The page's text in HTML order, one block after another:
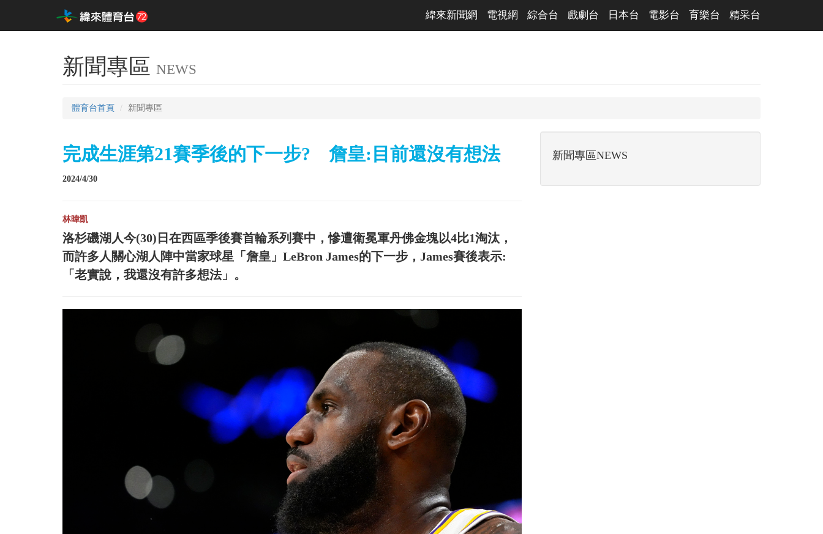
緯來新聞網 電視網 綜合台 戲劇台 日本台 電影台 育樂台 精采台
新聞專區 NEWS
體育台首頁 新聞專區
完成生涯第21賽季後的下一步? 詹皇:目前還沒有想法
2024/4/30
林暐凱
洛杉磯湖人今(30)日在西區季後賽首輪系列賽中，慘遭衛冕軍丹佛金塊以4比1淘汰，
而許多人關心湖人陣中當家球星「詹皇」LeBron James的下一步，James賽後表示:
「老實說，我還沒有許多想法」。
新聞專區NEWS